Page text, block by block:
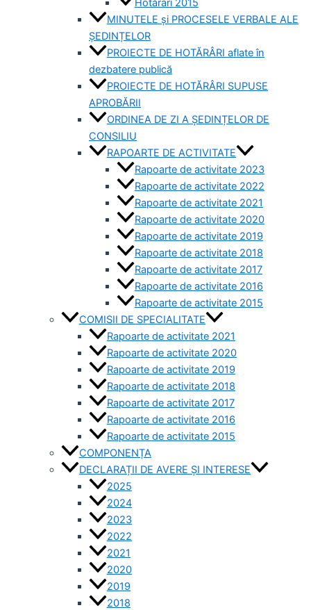
MINUTELE și PROCESELE VERBALE ALE
ȘEDINȚELOR
PROIECTE DE HOTĂRÂRI aflate în
dezbatere publică
PROIECTE DE HOTĂRÂRI SUPUSE
APROBĂRII
ORDINEA DE ZI A ȘEDINȚELOR DE
CONSILIU
RAPOARTE DE ACTIVITATE
Rapoarte de activitate 2023
Rapoarte de activitate 2022
Rapoarte de activitate 2021
Rapoarte de activitate 2020
Rapoarte de activitate 2019
Rapoarte de activitate 2018
Rapoarte de activitate 2017
Rapoarte de activitate 2016
Rapoarte de activitate 2015
COMISII DE SPECIALITATE
Rapoarte de activitate 2021
Rapoarte de activitate 2020
Rapoarte de activitate 2019
Rapoarte de activitate 2018
Rapoarte de activitate 2017
Rapoarte de activitate 2016
Rapoarte de activitate 2015
COMPONENȚA
DECLARAȚII DE AVERE ȘI INTERESE
2025
2024
2023
2022
2021
2020
2019
2018